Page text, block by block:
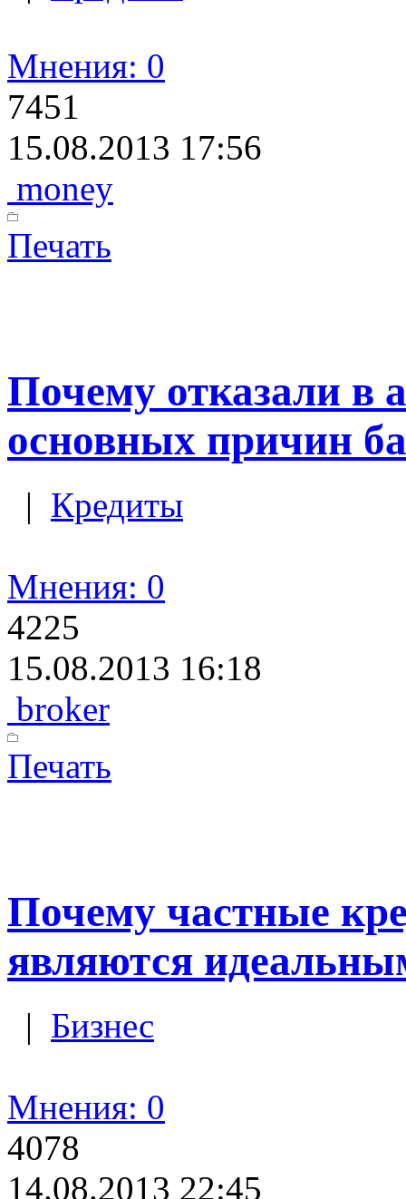
Мнения: 0
7451
15.08.2013 17:56
money
Печать
Почему отказали в
основных причин
| Кредиты
Мнения: 0
4225
15.08.2013 16:18
broker
Печать
Почему частные
являются
| Бизнес
Мнения: 0
4078
14.08.2013 22:45